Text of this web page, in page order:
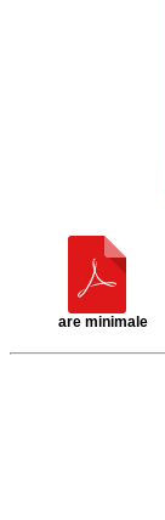
are minimale